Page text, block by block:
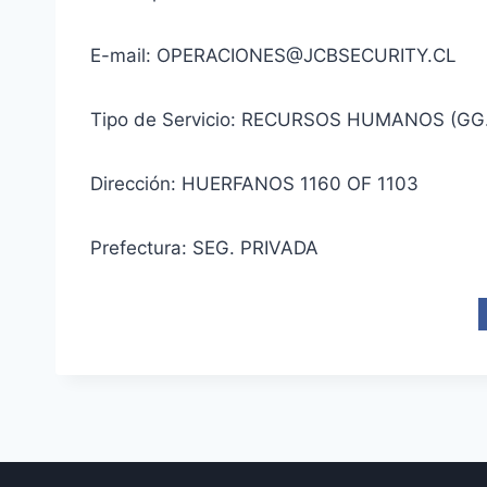
E-mail: OPERACIONES@JCBSECURITY.CL
Tipo de Servicio: RECURSOS HUMANOS
Dirección: HUERFANOS 1160 OF 1103
Prefectura: SEG. PRIVADA